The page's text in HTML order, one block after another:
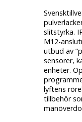
slitstyrka.
M12-
utbud av
sensorer,
enheter.
lyftens
tillbehör